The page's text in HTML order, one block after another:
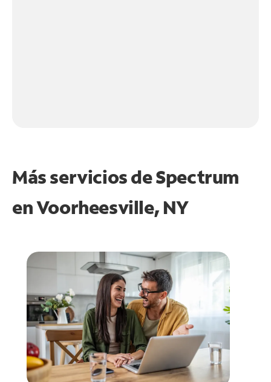
Más servicios de Spectrum
enVoorheesville, NY